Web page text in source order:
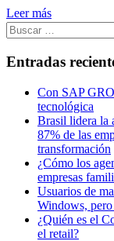
Leer más
Buscar:
Entradas
Con SAP
tecnológica
Brasil lidera la
87% de las
transformación
¿Cómo los
empresas
Usuarios de
Windows, pero
¿Quién es el
el retail?